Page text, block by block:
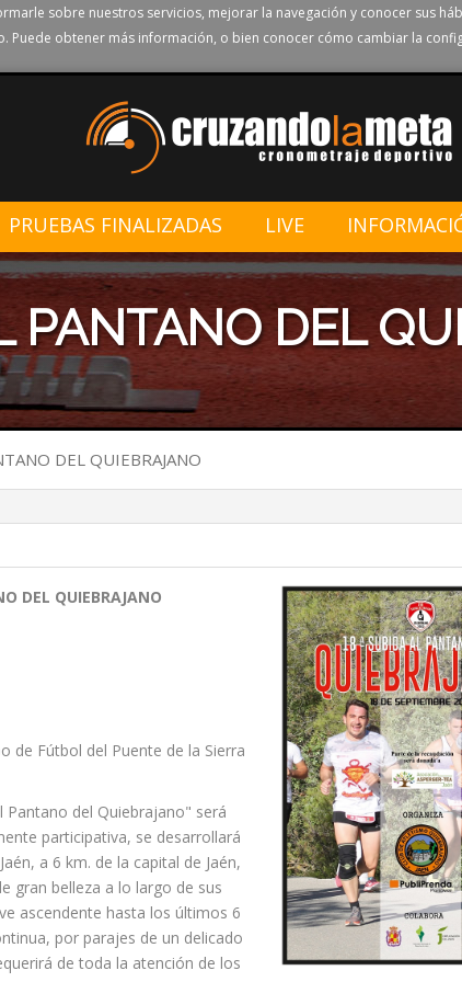
sobre nuestros servicios, mejorar la navegación y conocer sus
Puede obtener más información, o bien conocer cómo cambiar la
PRUEBAS FINALIZADAS LIVE
PANTANO DEL
DEL QUIEBRAJANO
DEL QUIEBRAJANO
de Fútbol del Puente de la Sierra
Pantano del Quiebrajano" será
participativa, se desarrollará
a 6 km. de la capital de Jaén,
gran belleza a lo largo de sus
ascendente hasta los últimos 6
por parajes de un delicado
de toda la atención de los